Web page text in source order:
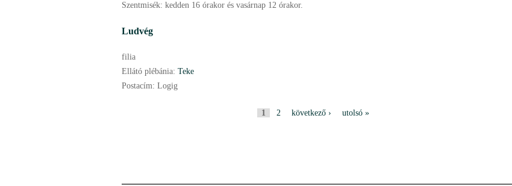
Szentmisék: kedden 16 órakor és vasárnap 12 órakor.
Ludvég
filia
Ellátó plébánia: Teke
Postacím: Logig
1 2 következő › utolsó »